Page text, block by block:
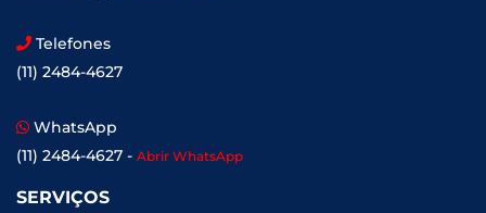
Telefones
(11) 2484-4627
WhatsApp
(11) 2484-4627 - Abrir WhatsApp
SERVIÇOS